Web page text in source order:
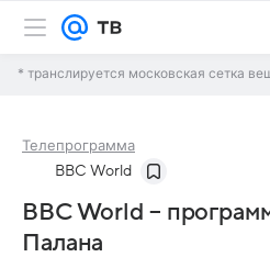
* транслируется московская сетка
Телепрограмма
BBC World
BBC World –
Палана